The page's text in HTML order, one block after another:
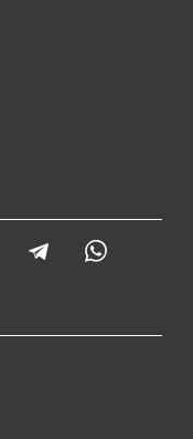
LinkedIn Telegram